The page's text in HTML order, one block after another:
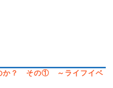
か？ その① ～ライフイベ